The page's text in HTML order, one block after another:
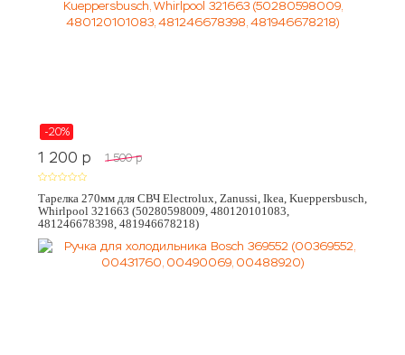
-20%
1 200 p 1 500 p
Тарелка 270мм для СВЧ Electrolux, Zanussi, Ikea, Kueppersbusch,
Whirlpool 321663 (50280598009, 480120101083,
481246678398, 481946678218)